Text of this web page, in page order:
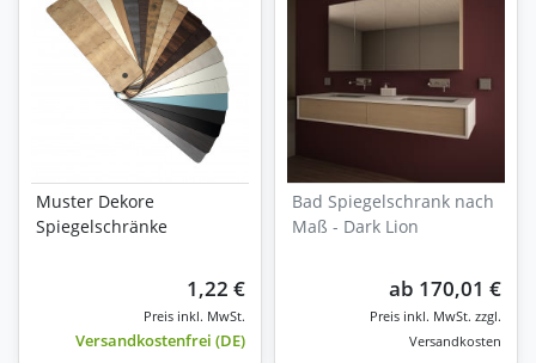
Muster Dekore
Spiegelschränke
1,22 €
Versandkostenfrei (DE)
Bad Spiegelschrank nach
Maß - Dark Lion
ab 170,01 €
zzgl.
Versandkosten